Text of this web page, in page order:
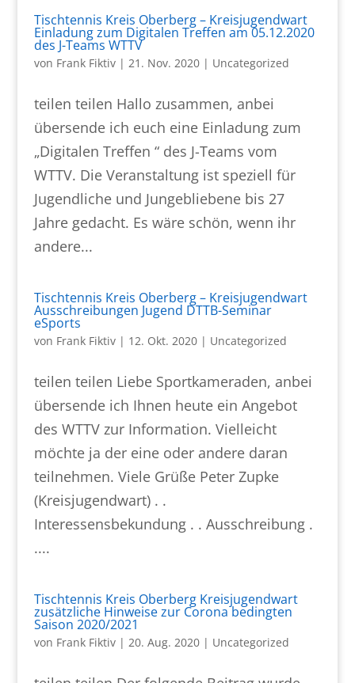
Tischtennis Kreis Oberberg – Kreisjugendwart
Einladung zum Digitalen Treffen am 05.12.2020
des J-Teams WTTV
von Frank Fiktiv| 21. Nov. 2020| Uncategorized
teilen teilen Hallo zusammen, anbei
übersende ich euch eine Einladung zum
„Digitalen Treffen “ des J-Teams vom
WTTV. Die Veranstaltung ist speziell für
Jugendliche und Jungebliebene bis 27
Jahre gedacht. Es wäre schön, wenn ihr
andere...
Tischtennis Kreis Oberberg – Kreisjugendwart
Ausschreibungen Jugend DTTB-Seminar
eSports
von Frank Fiktiv| 12. Okt. 2020| Uncategorized
teilen teilen Liebe Sportkameraden, anbei
übersende ich Ihnen heute ein Angebot
des WTTV zur Information. Vielleicht
möchte ja der eine oder andere daran
teilnehmen. Viele Grüße Peter Zupke
(Kreisjugendwart) . .
Interessensbekundung . . Ausschreibung .
....
Tischtennis Kreis Oberberg Kreisjugendwart
zusätzliche Hinweise zur Corona bedingten
Saison 2020/2021
von Frank Fiktiv| 20. Aug. 2020| Uncategorized